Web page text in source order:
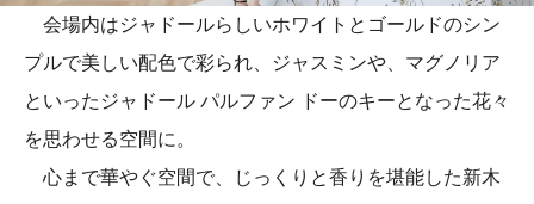
会場内はジャドールらしいホワイトとゴールドのシン
プルで美しい配色で彩られ、ジャスミンや、マグノリア
といったジャドール パルファン ドーのキーとなった花々
を思わせる空間に。
心まで華やぐ空間で、じっくりと香りを堪能した新木